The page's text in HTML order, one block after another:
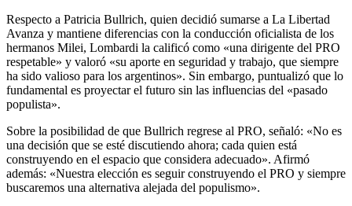
Respecto a Patricia Bullrich, quien decidió sumarse a La Libertad
Avanza y mantiene diferencias con la conducción oficialista de los
hermanos Milei, Lombardi la calificó como «una dirigente del PRO
respetable» y valoró «su aporte en seguridad y trabajo, que siempre
ha sido valioso para los argentinos». Sin embargo, puntualizó que lo
fundamental es proyectar el futuro sin las influencias del «pasado
populista».
Sobre la posibilidad de que Bullrich regrese al PRO, señaló: «No es
una decisión que se esté discutiendo ahora; cada quien está
construyendo en el espacio que considera adecuado». Afirmó
además: «Nuestra elección es seguir construyendo el PRO y siempre
buscaremos una alternativa alejada del populismo».